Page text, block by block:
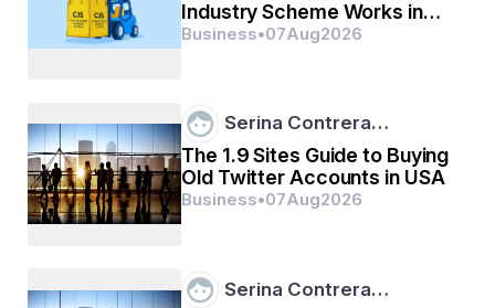
କରି ଏକ କ୍ୟାପିଲାରୀ ଫିଡ୍ ସିଷ୍ଟମ୍ ଅନ୍ତର୍ଭୂକ୍ତ କରି ଇଙ୍କି
ପ୍ରବାହକୁ ନିୟନ୍ତ୍ରଣ କରିଥିଲେ |  ଏହି ବିକାଶ ଏକ ଅଧିକ
ଲେଖାକୁ ବୈପ୍ଳବିକ କରିଥିଲା ।
Industry Scheme Works in
the UK
Business•07Aug2026
Serina Contrera…
The 1.9 Sites Guide to Buying
Old Twitter Accounts in USA
Business•07Aug2026
Serina Contrera…